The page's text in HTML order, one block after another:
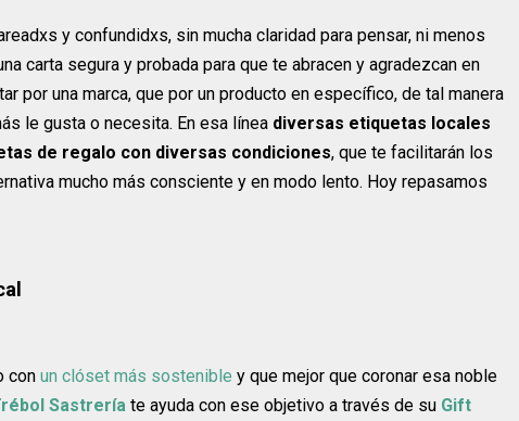
y confundidxs, sin mucha claridad para pensar, ni menos
carta segura y probada para que te abracen y agradezcan en
por una marca, que por un producto en específico, de tal manera
le gusta o necesita. En esa línea diversas etiquetas locales
de regalo con diversas condiciones, que te facilitarán los
mucho más consciente y en modo lento. Hoy repasamos
con un clóset más sostenible y que mejor que coronar esa noble
Sastrería te ayuda con ese objetivo a través de su Gift